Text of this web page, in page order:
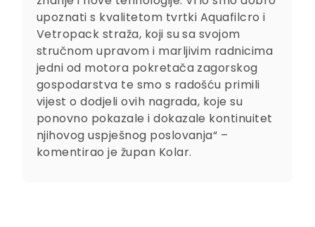
upoznati s kvalitetom tvrtki Aquafilcro i
Vetropack straža, koji su sa svojom
stručnom upravom i marljivim radnicima
jedni od motora pokretača zagorskog
gospodarstva te smo s radošću primili
vijest o dodjeli ovih nagrada, koje su
ponovno pokazale i dokazale kontinuitet
njihovog uspješnog poslovanja“ –
komentirao je župan Kolar.